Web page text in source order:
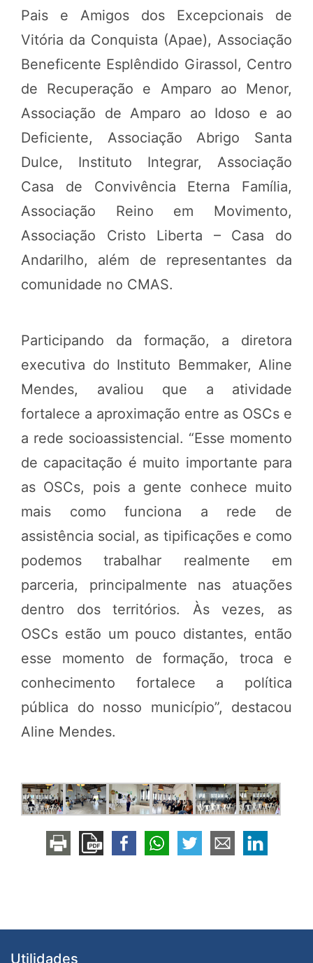
Pais e Amigos dos Excepcionais de
Vitória da Conquista (Apae), Associação
Beneficente Esplêndido Girassol, Centro
de Recuperação e Amparo ao Menor,
Associação de Amparo ao Idoso e ao
Deficiente, Associação Abrigo Santa
Dulce, Instituto Integrar, Associação
Casa de Convivência Eterna Família,
Associação Reino em Movimento,
Associação Cristo Liberta – Casa do
Andarilho, além de representantes da
comunidade no CMAS.
Participando da formação, a diretora
executiva do Instituto Bemmaker, Aline
Mendes, avaliou que a atividade
fortalece a aproximação entre as OSCs e
a rede socioassistencial. “Esse momento
de capacitação é muito importante para
as OSCs, pois a gente conhece muito
mais como funciona a rede de
assistência social, as tipificações e como
podemos trabalhar realmente em
parceria, principalmente nas atuações
dentro dos territórios. Às vezes, as
OSCs estão um pouco distantes, então
esse momento de formação, troca e
conhecimento fortalece a política
pública do nosso município”, destacou
Aline Mendes.
Utilidades